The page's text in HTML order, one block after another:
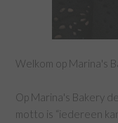
Welkom op Marina's
Op Marina's Bakery
motto is “iedereen